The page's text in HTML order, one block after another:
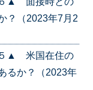
？（2023年7月2
５▲ 米国在住の
るか？（2023年